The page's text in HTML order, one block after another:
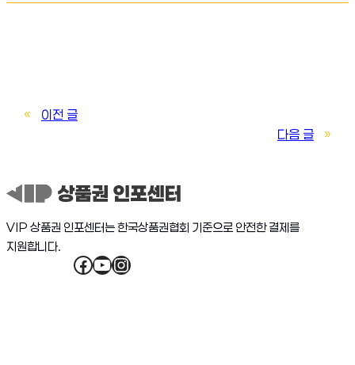
«
이전 글
다음 글
»
VIP 상품권 인포센터는 한국상품권협회 기준으로 안전한 결제를
지원합니다.
Facebook
YouTube
Instagram